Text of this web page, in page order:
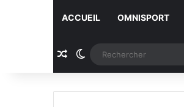
ACCUEIL OMNISPORT
Article Aléatoire
Switch skin